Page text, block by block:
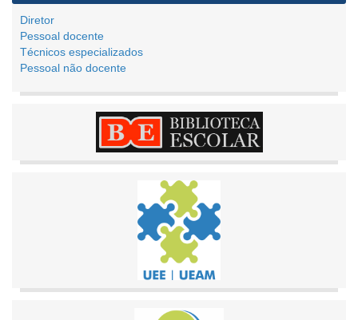
Diretor
Pessoal docente
Técnicos especializados
Pessoal não docente